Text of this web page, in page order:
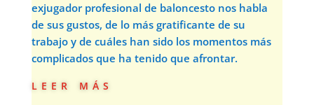
exjugador profesional de baloncesto nos habla
de sus gustos, de lo más gratificante de su
trabajo y de cuáles han sido los momentos más
complicados que ha tenido que afrontar.
leer más